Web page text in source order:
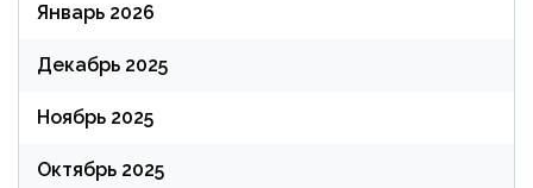
Январь 2026
Декабрь 2025
Ноябрь 2025
Октябрь 2025